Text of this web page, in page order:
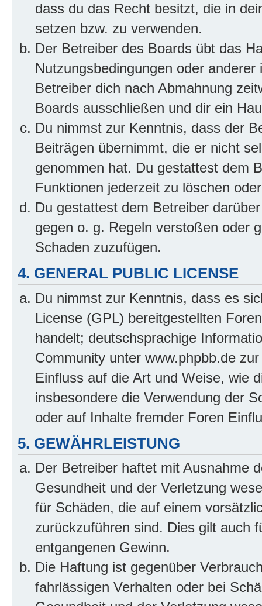
dass du das Recht besitzt, die in
setzen bzw. zu verwenden.
Der Betreiber des Boards übt das
Nutzungsbedingungen oder
Betreiber dich nach Abmahnung
Boards ausschließen und dir ein
Du nimmst zur Kenntnis, dass der
Beiträgen übernimmt, die er nicht
genommen hat. Du gestattest dem
Funktionen jederzeit zu löschen
Du gestattest dem Betreiber
gegen o. g. Regeln verstoßen oder
Schaden zuzufügen.
4. GENERAL PUBLIC LICENSE
Du nimmst zur Kenntnis, dass es
License (GPL) bereitgestellten
handelt; deutschsprachige
Community unter www.phpbb.de
Einfluss auf die Art und Weise, wie
insbesondere die Verwendung der
oder auf Inhalte fremder Foren
5. GEWÄHRLEISTUNG
Der Betreiber haftet mit Ausnahme
Gesundheit und der Verletzung
für Schäden, die auf einem
zurückzuführen sind. Dies gilt auch
entgangenen Gewinn.
Die Haftung ist gegenüber
fahrlässigen Verhalten oder bei